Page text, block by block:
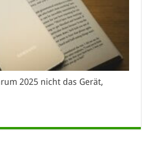
2025 nicht das Gerät,